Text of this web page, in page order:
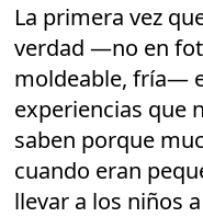
La primera vez
verdad —no en
moldeable, fría—
experiencias que
saben porque
cuando eran
llevar a los niños